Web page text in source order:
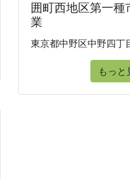
囲町西地区第一種
業
東京都中野区中野四丁
もっと